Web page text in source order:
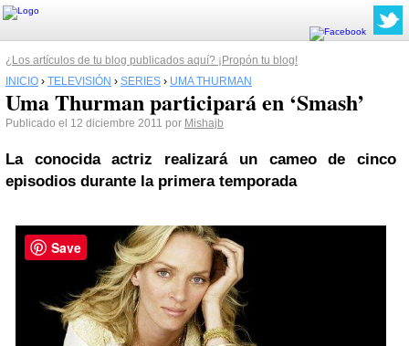
¿Los artículos de tu blog publicados aquí? ¡Propón tu blog!
INICIO › TELEVISIÓN › SERIES › UMA THURMAN
Uma Thurman participará en ‘Smash’
Publicado el 12 diciembre 2011 por Mishajb
La conocida actriz realizará un cameo de cinco
episodios durante la primera temporada
Save